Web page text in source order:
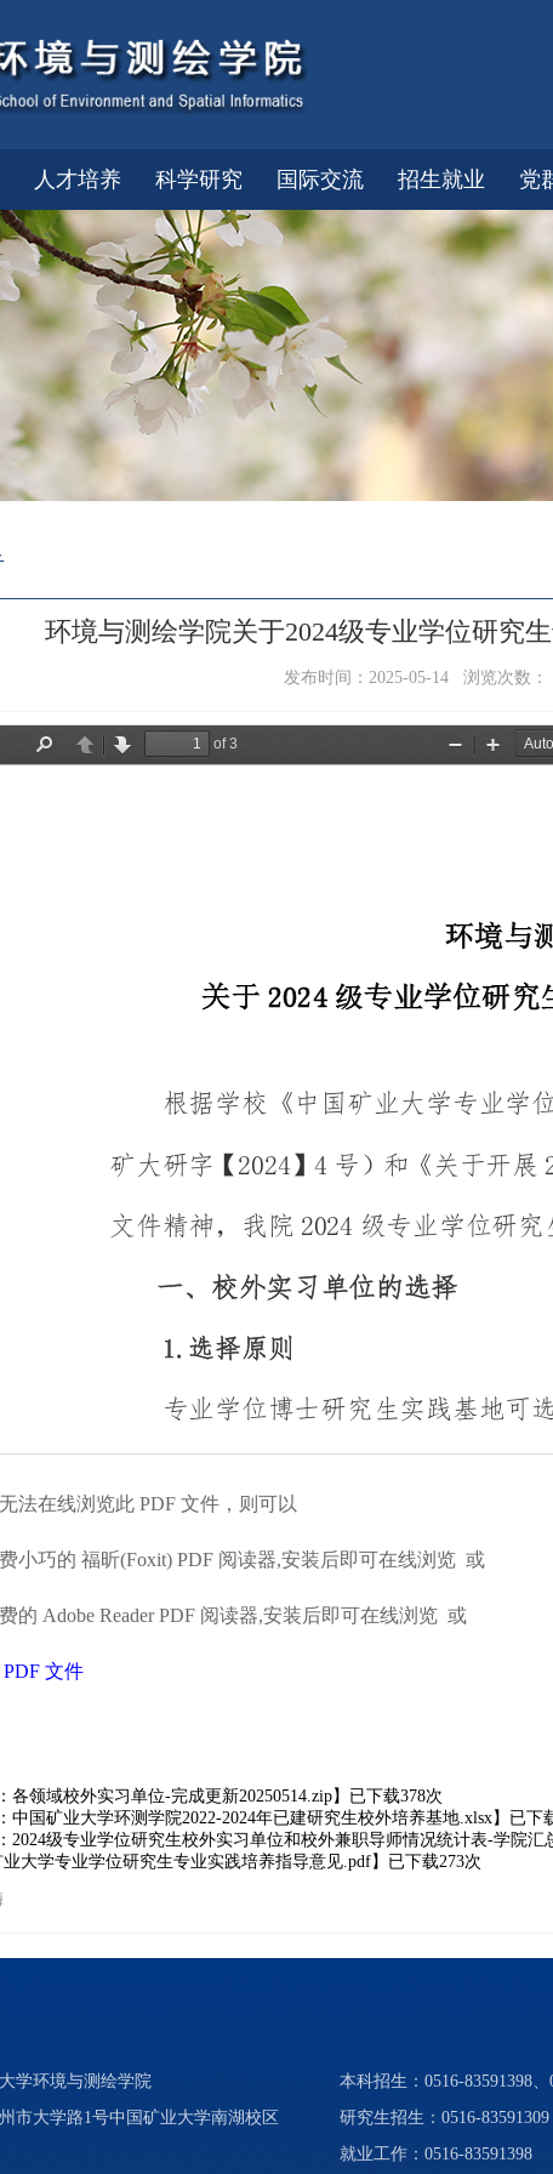
人才培养 科学研究 国际交流 招生就业 党
环境与测绘学院关于2024级专业学位研究
发布时间：2025-05-14 浏览次数：
法在线浏览此 PDF 文件，则可以
小巧的 福昕(Foxit) PDF 阅读器,安装后即可在线浏览 或
的 Adobe Reader PDF 阅读器,安装后即可在线浏览 或
PDF 文件
各领域校外实习单位-完成更新20250514.zip】已下载378次
中国矿业大学环测学院2022-2024年已建研究生校外培养基地.xlsx】已下
2024级专业学位研究生校外实习单位和校外兼职导师情况统计表-学院汇
大学专业学位研究生专业实践培养指导意见.pdf】已下载273次
学环境与测绘学院
市大学路1号中国矿业大学南湖校区
本科招生：0516-83591398、
研究生招生：0516-83591309
就业工作：0516-83591398